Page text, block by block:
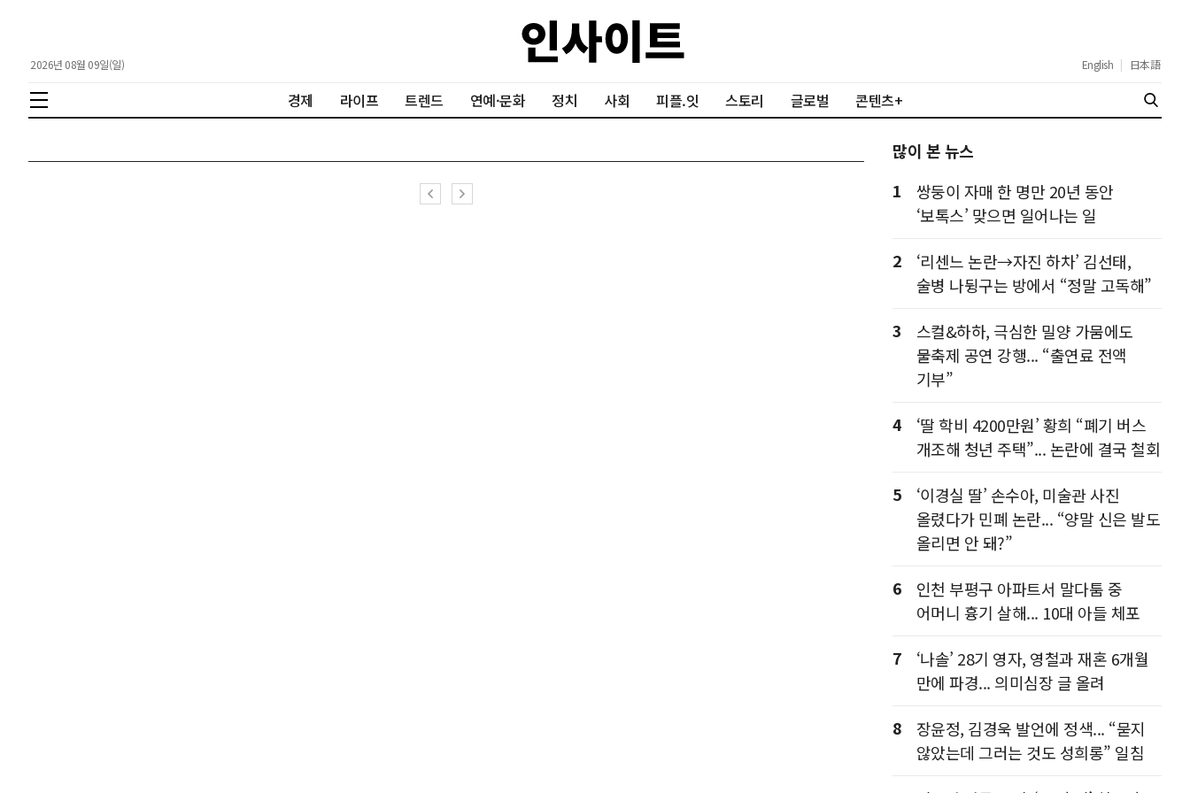
2026년 08월 09일(일) English | 日本語
경제 라이프 트렌드 연예·문화 정치 사회 피플.잇 스토리 글로벌 콘텐츠+
많이 본 뉴스
1
쌍둥이 자매 한 명만 20년 동안
‘보톡스’ 맞으면 일어나는 일
2
‘리센느 논란→자진 하차’ 김선태,
술병 나뒹구는 방에서 “정말 고독해”
3
스컬&하하, 극심한 밀양 가뭄에도
물축제 공연 강행... “출연료 전액
기부”
4
‘딸 학비 4200만원’ 황희 “폐기 버스
개조해 청년 주택”... 논란에 결국 철회
5
‘이경실 딸’ 손수아, 미술관 사진
올렸다가 민폐 논란... “양말 신은 발도
올리면 안 돼?”
6
인천 부평구 아파트서 말다툼 중
어머니 흉기 살해... 10대 아들 체포
7
‘나솔’ 28기 영자, 영철과 재혼 6개월
만에 파경... 의미심장 글 올려
8
장윤정, 김경욱 발언에 정색... “묻지
않았는데 그러는 것도 성희롱” 일침